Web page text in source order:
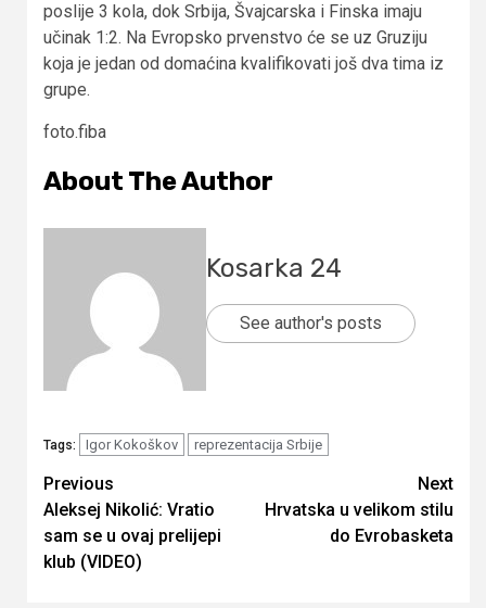
poslije 3 kola, dok Srbija, Švajcarska i Finska imaju
učinak 1:2. Na Evropsko prvenstvo će se uz Gruziju
koja je jedan od domaćina kvalifikovati još dva tima iz
grupe.
foto.fiba
About The Author
Kosarka 24
See author's posts
Tags: Igor Kokoškov reprezentacija Srbije
Continue
Reading
Previous
Aleksej Nikolić: Vratio
sam se u ovaj prelijepi
klub (VIDEO)
Next
Hrvatska u velikom stilu
do Evrobasketa